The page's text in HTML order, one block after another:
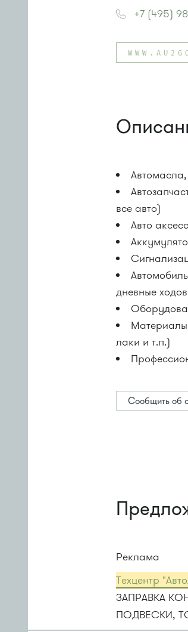
Автобусы №
Маршрутка
Автобусы №
Маршрутка
+7 (495)
все авто)
Авто
дневные
Материалы
лаки и т.п.)
Сообщить об
Реклама
Техцентр
ЗАПРАВКА
ПОДВЕСКИ,